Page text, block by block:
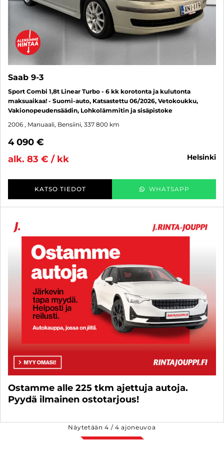
Saab 9-3
Sport Combi 1,8t Linear Turbo - 6 kk korotonta ja kulutonta
maksuaikaa! - Suomi-auto, Katsastettu 06/2026, Vetokoukku,
Vakionopeudensäädin, Lohkolämmitin ja sisäpistoke
2006 , Manuaali, Bensiini, 337 800 km
4 090 €
alk. 83 € / kk
helsinki
KATSO TIEDOT WHATSAPP
Ostamme alle 225 tkm ajettuja autoja.
Pyydä ilmainen ostotarjous!
Näytetään4 /4 ajoneuvoa